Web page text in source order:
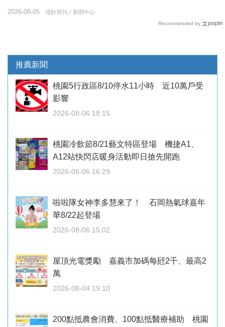
理財周刊／新聞中心
2026-08-05
Recommended by
推薦新聞
桃園5行政區8/10停水11小時 近10萬戶受
影響
2026-08-06 18:15
桃園冷飲節8/21藝文特區登場 機捷A1、
A12站快閃店暖身活動即日搶先開跑
2026-08-06 16:29
啦啦隊女神李多慧來了！ 石岡熱氣球嘉年
華8/22起登場
2026-08-06 15:02
屋頂光電獎勵 嘉義市加碼每瓩2千、最高2
萬
2026-08-04 19:10
200點抵農會消費、100點抵醫療補助 桃園